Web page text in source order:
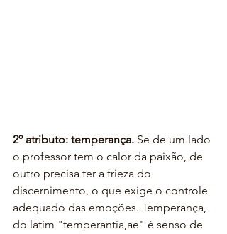
2º atributo: temperança. Se de um lado
o professor tem o calor da paixão, de
outro precisa ter a frieza do
discernimento, o que exige o controle
adequado das emoções. Temperança,
do latim "temperantìa,ae" é senso de